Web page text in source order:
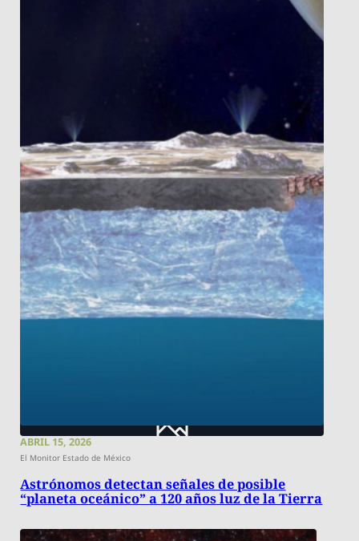
ABRIL 15, 2026
El Monitor Estado de México
Astrónomos detectan señales de posible
“planeta oceánico” a 120 años luz de la Tierra